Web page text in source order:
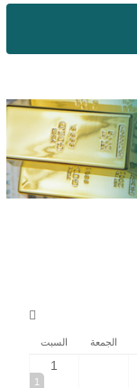
الجمعة السبت
1
1